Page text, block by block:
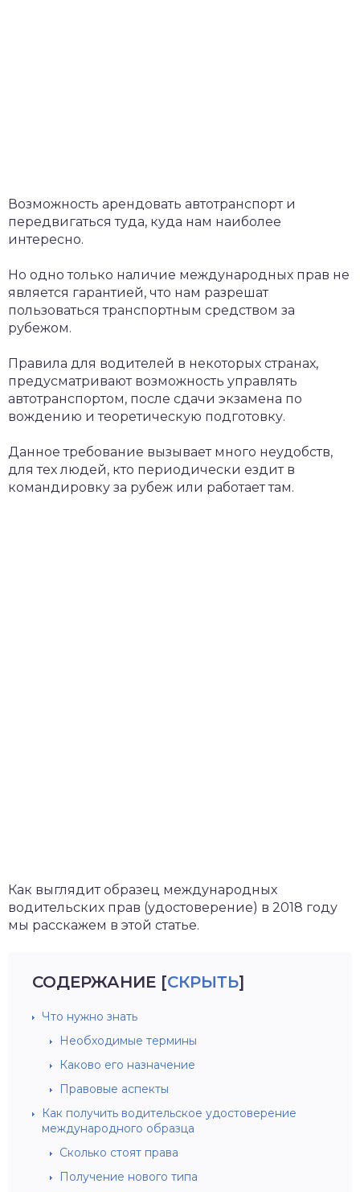
Возможность арендовать автотранспорт и
передвигаться туда, куда нам наиболее
интересно.
Но одно только наличие международных прав не
является гарантией, что нам разрешат
пользоваться транспортным средством за
рубежом.
Правила для водителей в некоторых странах,
предусматривают возможность управлять
автотранспортом, после сдачи экзамена по
вождению и теоретическую подготовку.
Данное требование вызывает много неудобств,
для тех людей, кто периодически ездит в
командировку за рубеж или работает там.
Как выглядит образец международных
водительских прав (удостоверение) в 2018 году
мы расскажем в этой статье.
СОДЕРЖАНИЕ [СКРЫТЬ]
Что нужно знать
Необходимые термины
Каково его назначение
Правовые аспекты
Как получить водительское удостоверение
международного образца
Сколько стоят права
Получение нового типа